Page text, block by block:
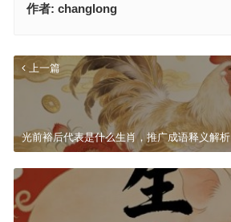
作者: changlong
上一篇
光前裕后代表是什么生肖，推广成语释义解析